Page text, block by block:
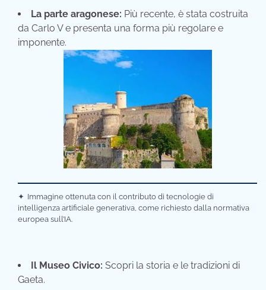
La parte aragonese: Più recente, è stata costruita
da Carlo V e presenta una forma più regolare e
imponente.
✦ Immagine ottenuta con il contributo di tecnologie di
intelligenza artificiale generativa, come richiesto dalla normativa
europea sull’IA.
Il Museo Civico: Scopri la storia e le tradizioni di
Gaeta.